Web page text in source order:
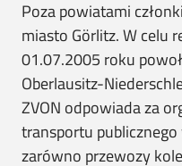
Poza powiatami
miasto Görlitz. W celu
01.07.2005 roku
Oberlausitz-
ZVON odpowiada za
transportu
zarówno przewozy